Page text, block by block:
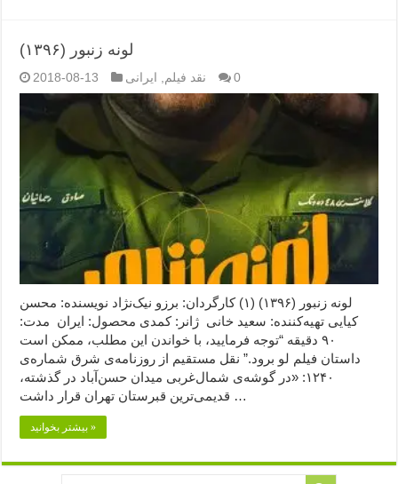
لونه زنبور (۱۳۹۶)
2018-08-13 نقد فیلم ایرانی 0
لونه زنبور (۱۳۹۶) (۱) کارگردان: برزو نیک‌نژاد نویسنده: محسن
کیایی تهیه‌کننده: سعید خانی ژانر: کمدی محصول: ایران مدت:
۹۰ دقیقه “توجه فرمایید،‌ با خواندن این مطلب، ممکن است
داستان فیلم لو برود.” نقل مستقیم از روزنامه‌ی شرق شماره‌ی
۱۲۴۰: «در گوشه‌ی شمال‌غربی ميدان حسن‌آباد در گذشته،
قديمی‌ترين قبرستان تهران قرار داشت …
بیشتر بخوانید »